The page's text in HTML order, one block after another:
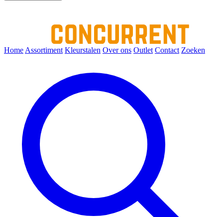
Home Assortiment Kleurstalen Over ons Outlet Contact Zoeken